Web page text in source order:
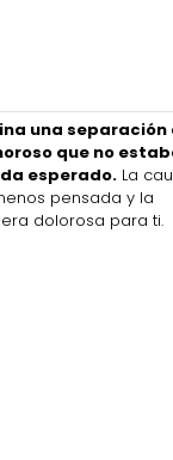
una separación
que no
esperado. La
pensada y la
dolorosa para ti.